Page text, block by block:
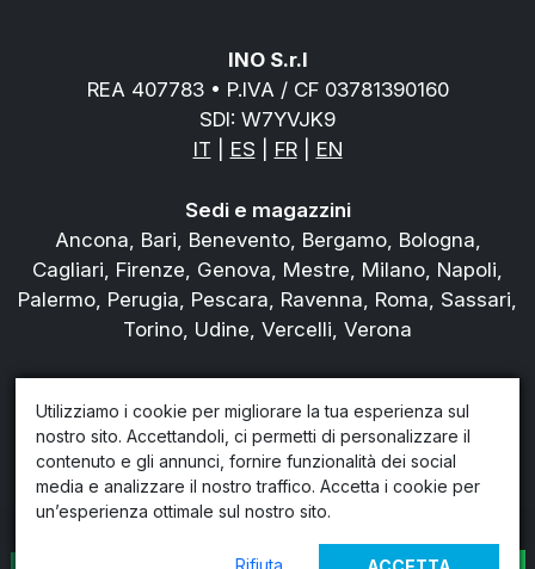
INO S.r.l
REA 407783 • P.IVA / CF 03781390160
SDI: W7YVJK9
IT
ES FR| EN
Sedi e magazzini
Ancona, Bari, Benevento, Bergamo, Bologna,
Cagliari, Firenze, Genova, Mestre, Milano, Napoli,
Palermo, Perugia, Pescara, Ravenna, Roma, Sassari,
Torino, Udine, Vercelli, Verona
Chi siamo
Blog
Privacy policy
Condiziondi di noleggio
Utilizziamo i cookie per migliorare la tua esperienza sul
nostro sito. Accettandoli, ci permetti di personalizzare il
contenuto e gli annunci, fornire funzionalità dei social
media e analizzare il nostro traffico. Accetta i cookie per
un’esperienza ottimale sul nostro sito.
Rifiuta